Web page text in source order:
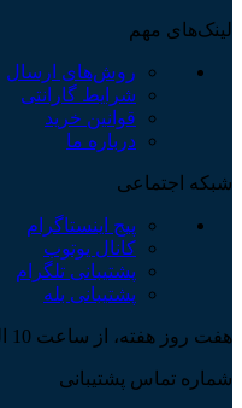
لینک‌های مهم
روش‌های ارسال
شرایط گارانتی
قوانین خرید
درباره ما
شبکه اجتماعی
پیج اینستاگرام
کانال یوتوب
پشتیبانی تلگرام
پشتیبانی بله
هفت روز هفته، از ساعت 10 الی 21 پاسخگوی سوالات شما هستیم.
شماره تماس پشتیبانی